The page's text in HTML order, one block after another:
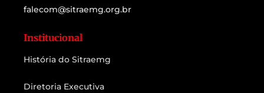
falecom@sitraemg.org.br
Institucional
História do Sitraemg
Diretoria Executiva